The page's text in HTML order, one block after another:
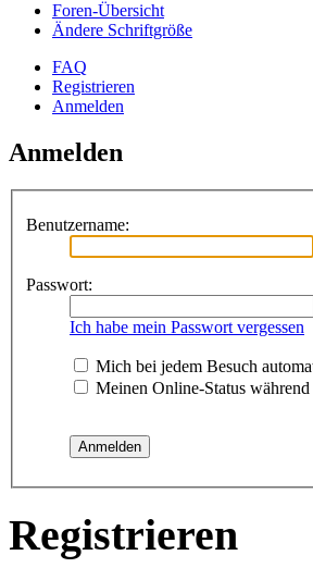
Foren-Übersicht
Ändere Schriftgröße
FAQ
Registrieren
Anmelden
Anmelden
Benutzername:
Passwort:
Ich habe mein Passwort vergessen
Mich bei jedem Besuch
Meinen Online-Status
Registrieren